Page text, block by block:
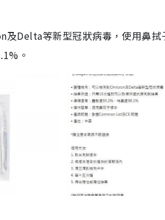
及Delta等新型冠狀病毒，使用鼻拭
。